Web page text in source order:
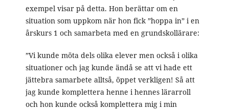
exempel visar på detta. Hon berättar om en
situation som uppkom när hon fick ”hoppa in” i en
årskurs 1 och samarbeta med en grundskollärare:
”Vi kunde möta dels olika elever men också i olika
situationer och jag kunde ändå se att vi hade ett
jättebra samarbete alltså, öppet verkligen! Så att
jag kunde komplettera henne i hennes lärarroll
och hon kunde också komplettera mig i min